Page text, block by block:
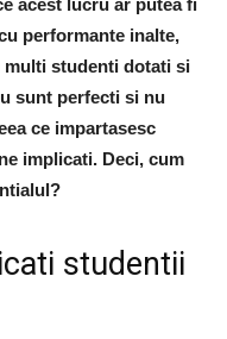
acest lucru ar putea fi
performante inalte,
multi studenti dotati si
sunt perfecti si nu
ce impartasesc
implicati. Deci, cum
studentii